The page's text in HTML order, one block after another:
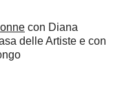
con Diana
delle Artiste e con